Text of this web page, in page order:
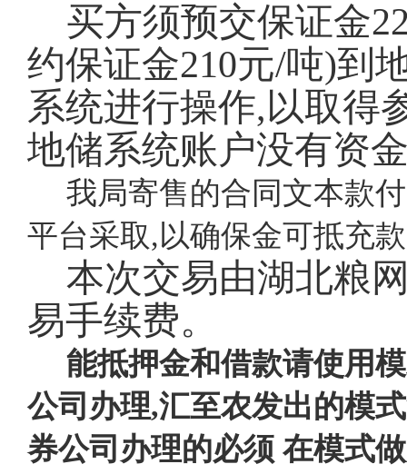
买方须预交保证金
约保证金210元/吨)到
系统进行操作,以取得
地储系统账户没有资
我局寄售的合同文本款
平台采取,以确保金可抵充
本次交易由湖北粮
易手续费。
能抵押金和借款请使用
公司办理,汇至农发出的模
券公司办理的必须 在模式